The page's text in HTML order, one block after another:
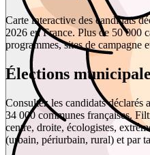
Carte interactive des candidats
2026 en France. Plus de 50 000
programmes, sites de campagne
Élections
Consultez les candidats déclarés
34 000 communes françaises.
centre, droite, écologistes,
(urbain, périurbain, rural) et par